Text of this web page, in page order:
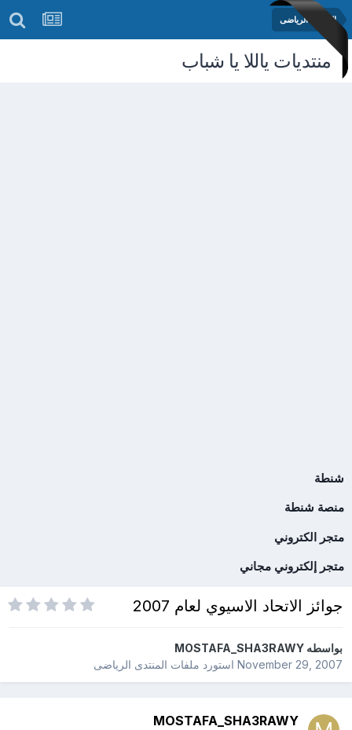
المنتدى الرياضى
منتديات ياللا يا شباب
شنطة
منصة شنطة
متجر الكتروني
متجر إلكتروني مجاني
جوائز الاتحاد الاسيوي لعام 2007
بواسطهMOSTAFA_SHA3RAWY
November 29, 2007استورد ملفات المنتدى الرياضى
MOSTAFA_SHA3RAWY